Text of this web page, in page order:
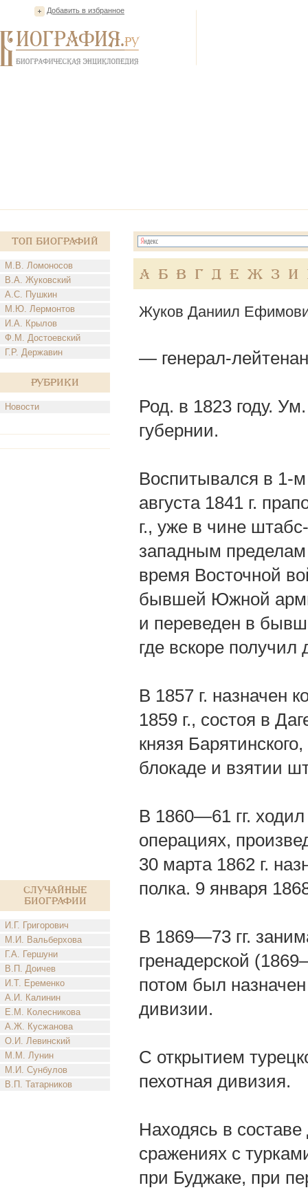
Добавить в избранное
Топ Биографий
М.В. Ломоносов
В.А. Жуковский
А.С. Пушкин
М.Ю. Лермонтов
И.А. Крылов
Ф.М. Достоевский
Г.Р. Державин
Рубрики
Новости
Случайные
биографии
И.Г. Григорович
М.И. Вальберхова
Г.А. Гершуни
В.П. Доичев
И.Т. Еременко
А.И. Калинин
Е.М. Колесникова
А.Ж. Кусжанова
О.И. Левинский
М.М. Лунин
М.И. Сунбулов
В.П. Татарников
А Б В Г Д Е Ж З И
Жуков Даниил
— генерал-
Род. в 1823 году.
губернии.
Воспитывался в 1-м
августа 1841 г.
г., уже в чине
западным
время Восточной
бывшей Южной
и переведен в
где вскоре получил
В 1857 г. назначен
1859 г., состоя в
князя
блокаде и взятии
В 1860—61 гг.
операциях,
30 марта 1862 г.
полка. 9 января
В 1869—73 гг.
гренадерской
потом был
дивизии.
С открытием
пехотная дивизия.
Находясь в
сражениях с
при Буджаке, при